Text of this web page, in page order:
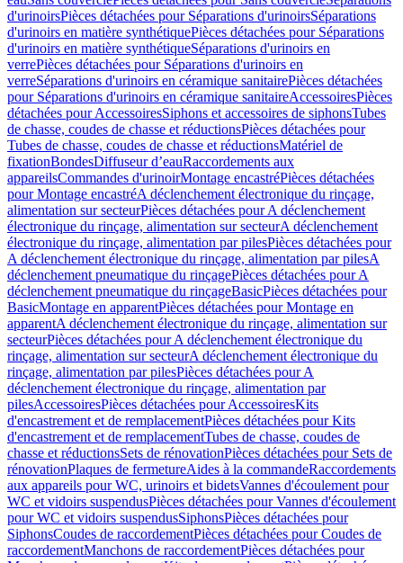
d'urinoirsPièces détachées pour Séparations d'urinoirsSéparations
d'urinoirs en matière synthétiquePièces détachées pour Séparations
d'urinoirs en matière synthétiqueSéparations d'urinoirs en
verrePièces détachées pour Séparations d'urinoirs en
verreSéparations d'urinoirs en céramique sanitairePièces détachées
pour Séparations d'urinoirs en céramique sanitaireAccessoiresPièces
détachées pour AccessoiresSiphons et accessoires de siphonsTubes
de chasse, coudes de chasse et réductionsPièces détachées pour
Tubes de chasse, coudes de chasse et réductionsMatériel de
fixationBondesDiffuseur d’eauRaccordements aux
appareilsCommandes d'urinoirMontage encastréPièces détachées
pour Montage encastréA déclenchement électronique du rinçage,
alimentation sur secteurPièces détachées pour A déclenchement
électronique du rinçage, alimentation sur secteurA déclenchement
électronique du rinçage, alimentation par pilesPièces détachées pour
A déclenchement électronique du rinçage, alimentation par pilesA
déclenchement pneumatique du rinçagePièces détachées pour A
déclenchement pneumatique du rinçageBasicPièces détachées pour
BasicMontage en apparentPièces détachées pour Montage en
apparentA déclenchement électronique du rinçage, alimentation sur
secteurPièces détachées pour A déclenchement électronique du
rinçage, alimentation sur secteurA déclenchement électronique du
rinçage, alimentation par pilesPièces détachées pour A
déclenchement électronique du rinçage, alimentation par
pilesAccessoiresPièces détachées pour AccessoiresKits
d'encastrement et de remplacementPièces détachées pour Kits
d'encastrement et de remplacementTubes de chasse, coudes de
chasse et réductionsSets de rénovationPièces détachées pour Sets de
rénovationPlaques de fermetureAides à la commandeRaccordements
aux appareils pour WC, urinoirs et bidetsVannes d'écoulement pour
WC et vidoirs suspendusPièces détachées pour Vannes d'écoulement
pour WC et vidoirs suspendusSiphonsPièces détachées pour
SiphonsCoudes de raccordementPièces détachées pour Coudes de
raccordementManchons de raccordementPièces détachées pour